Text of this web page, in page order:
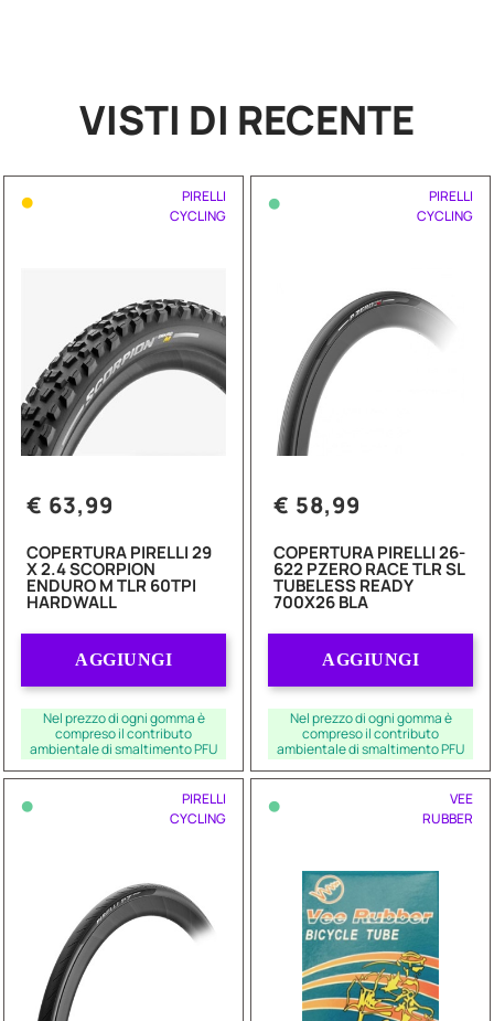
VISTI DI RECENTE
•
PIRELLI
CYCLING
€ 63,99
COPERTURA PIRELLI 29
X 2.4 SCORPION
ENDURO M TLR 60TPI
HARDWALL
AGGIUNGI
Nel prezzo di ogni gomma è
compreso il contributo
ambientale di smaltimento PFU
•
PIRELLI
CYCLING
€ 58,99
COPERTURA PIRELLI 26-
622 PZERO RACE TLR SL
TUBELESS READY
700X26 BLA
AGGIUNGI
Nel prezzo di ogni gomma è
compreso il contributo
ambientale di smaltimento PFU
•
PIRELLI
CYCLING
•
VEE
RUBBER